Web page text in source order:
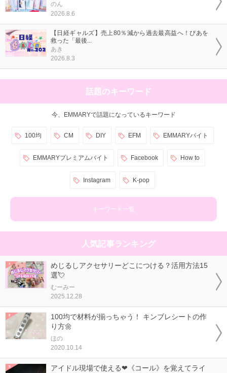
のん
2026.8.6
【日経ギャルズ】売上80％減から過去最高益へ！ぴあを
救った「最後...
あき
2026.8.3
話題のキーワード
今、EMMARYで話題になっているキーワード
100均 CM DIY EFM EMMARYバイト
EMMARYプレミアムバイト Facebook How to
Instagram K-pop
キーワード一覧
人気記事ランキング
めじるしアクセサリーどこにつける？活用方法15
選💘
むーみー
2025.12.28
100均で材料が揃っちゃう！ キンブレシートの作
り方🌼
ほの
2020.10.14
アイドル現場で使える❤《コール》を覚えてライ